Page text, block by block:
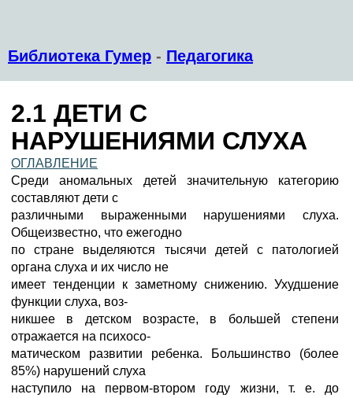
Библиотека Гумер - Педагогика
2.1 ДЕТИ С
НАРУШЕНИЯМИ СЛУХА
ОГЛАВЛЕНИЕ
Среди аномальных детей значительную категорию
составляют дети с
различными выраженными нарушениями слуха.
Общеизвестно, что ежегодно
по стране выделяются тысячи детей с патологией
органа слуха и их число не
имеет тенденции к заметному снижению. Ухудшение
функции слуха, воз-
никшее в детском возрасте, в большей степени
отражается на психосо-
матическом развитии ребенка. Большинство (более
85%) нарушений слуха
наступило на первом-втором году жизни, т. е. до